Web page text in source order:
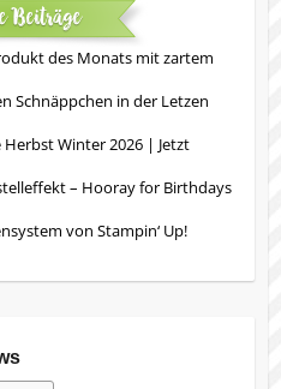
Beiträge
des Monats mit zartem
Schnäppchen in der Letzen
Herbst Winter 2026 | Jetzt
– Hooray for Birthdays
von Stampin‘ Up!